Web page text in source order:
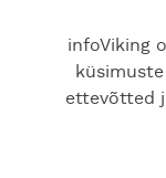
infoViking
ettevõtted